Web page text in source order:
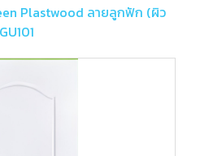
Plastwood ลายลูกฟัก (ผิว